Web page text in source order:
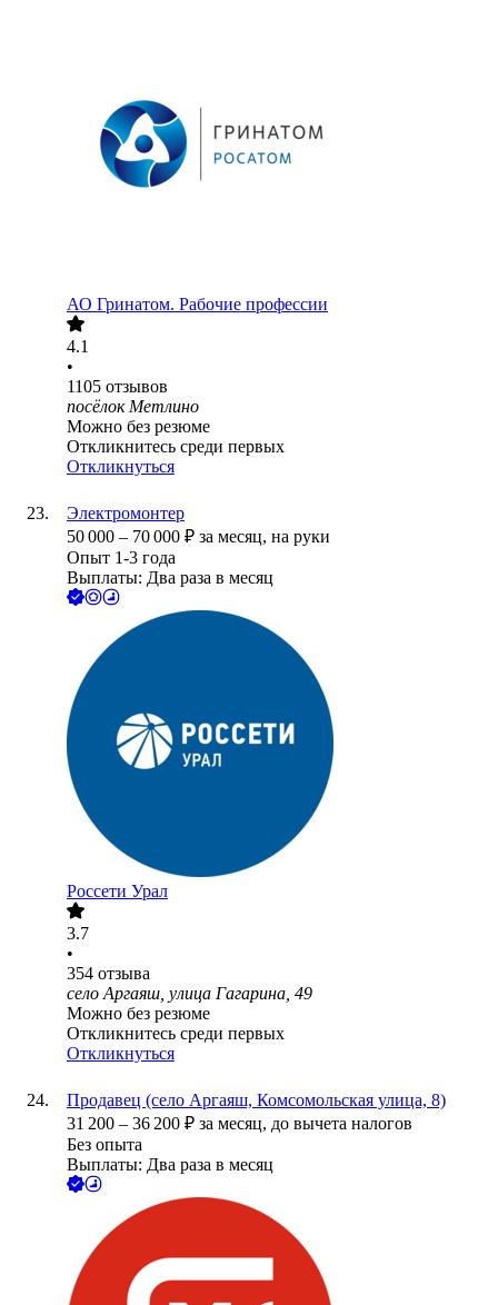
АО Гринатом. Рабочие профессии
4.1
•
1105 отзывов
посёлок Метлино
Можно без резюме
Откликнитесь среди первых
Откликнуться
Электромонтер
50 000 – 70 000 ₽ за месяц, на руки
Опыт 1-3 года
Выплаты: Два раза в месяц
Россети Урал
3.7
•
354 отзыва
село Аргаяш, улица Гагарина, 49
Можно без резюме
Откликнитесь среди первых
Откликнуться
Продавец (село Аргаяш, Комсомольская улица, 8)
31 200 – 36 200 ₽ за месяц, до вычета налогов
Без опыта
Выплаты: Два раза в месяц